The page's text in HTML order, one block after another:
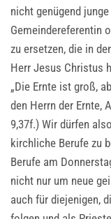
nicht genügend
Gemeindereferentin
zu ersetzen, die in
Herr Jesus Christus
„Die Ernte ist groß,
den Herrn der Ernte,
9,37f.) Wir dürfen
kirchliche Berufe zu
Berufe am
nicht nur um neue
auch für diejenigen,